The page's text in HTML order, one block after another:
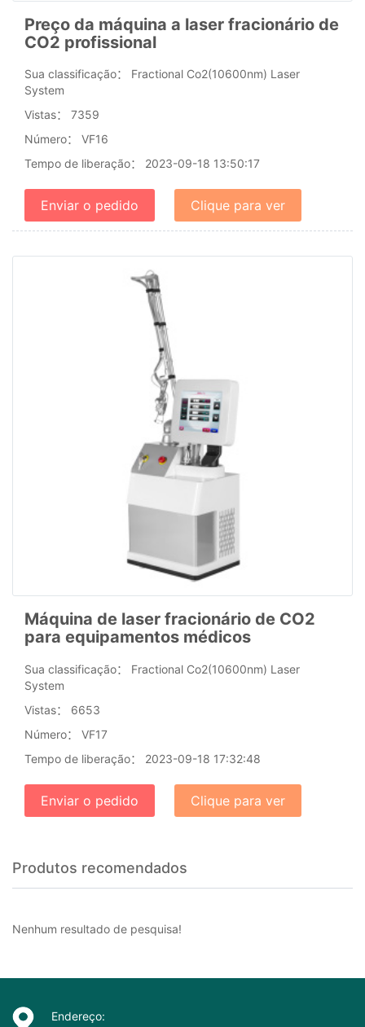
Preço da máquina a laser fracionário de
CO2 profissional
Sua classificação： Fractional Co2(10600nm) Laser
System
Vistas： 7359
Número： VF16
Tempo de liberação： 2023-09-18 13:50:17
Enviar o pedido Clique para ver
Máquina de laser fracionário de CO2
para equipamentos médicos
Sua classificação： Fractional Co2(10600nm) Laser
System
Vistas： 6653
Número： VF17
Tempo de liberação： 2023-09-18 17:32:48
Enviar o pedido Clique para ver
Produtos recomendados
Nenhum resultado de pesquisa!
Endereço: